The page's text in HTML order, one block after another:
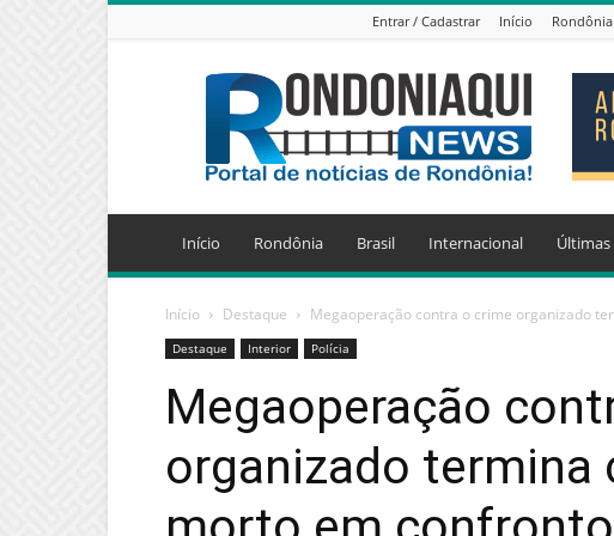
Entrar / Cadastrar Início Rondônia
Jornal
Eletrônico
Rondoniaqui
News
Início Rondônia Brasil Internacional
Início Destaque Megaoperação contra o crime organizado
Destaque Interior Polícia
Megaoperação
organizado termina